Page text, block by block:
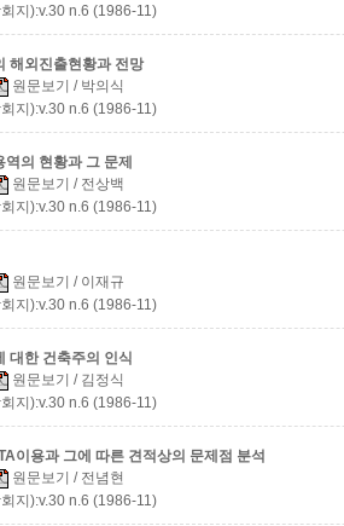
지):v.30 n.6 (1986-11)
해외진출현황과 전망
원문보기 / 박의식
지):v.30 n.6 (1986-11)
의 현황과 그 문제
원문보기 / 전상백
지):v.30 n.6 (1986-11)
원문보기 / 이재규
지):v.30 n.6 (1986-11)
대한 건축주의 인식
원문보기 / 김정식
지):v.30 n.6 (1986-11)
이용과 그에 따른 견적상의 문제점 분석
원문보기 / 전념현
지):v.30 n.6 (1986-11)